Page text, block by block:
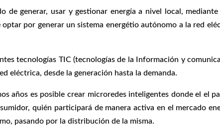
de generar, usar y gestionar energía a nivel local,
optar por generar un sistema energétio autónomo a la red
tecnologías TIC (tecnologías de la Información y
eléctrica, desde la generación hasta la demanda.
años es posible crear microredes inteligentes donde el el
quién participará de manera activa en el mercado
pasando por la distribución de la misma.